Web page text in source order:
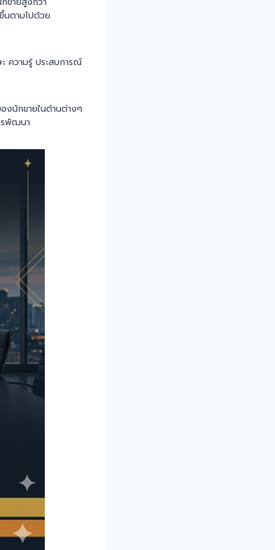
นตามไปด้วย
ความรู้ ประสบการณ์
นักขายในด้านต่างๆ
รพัฒนา